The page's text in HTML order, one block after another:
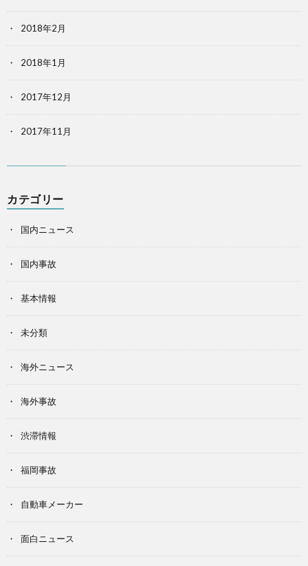
2018年2月
2018年1月
2017年12月
2017年11月
カテゴリー
国内ニュース
国内事故
基本情報
未分類
海外ニュース
海外事故
渋滞情報
福岡事故
自動車メーカー
面白ニュース